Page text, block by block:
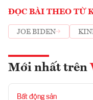
ĐỌC BÀI THEO TỪ
JOE BIDEN
Mới nhất trên
Bất động sản